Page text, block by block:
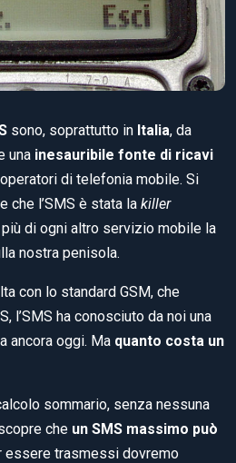
sono, soprattutto in Italia, da
una inesauribile fonte di ricavi
di telefonia mobile. Si
che l’SMS è stata la killer
di ogni altro servizio mobile la
nostra penisola.
con lo standard GSM, che
l’SMS ha conosciuto da noi una
ancora oggi. Ma quanto costa un
sommario, senza nessuna
che un SMS massimo può
essere trasmessi dovremo